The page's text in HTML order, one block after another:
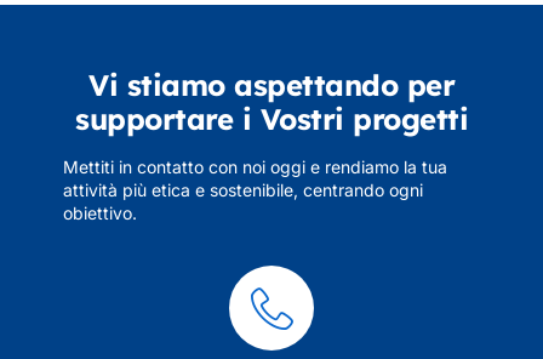
Vi stiamo aspettando per
supportare i Vostri progetti
Mettiti in contatto con noi oggi e rendiamo la tua
attività più etica e sostenibile, centrando ogni
obiettivo.